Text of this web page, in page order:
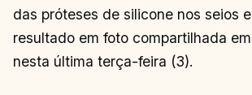
das próteses de silicone nos seios
resultado em foto compartilhada
nesta última terça-feira (3).